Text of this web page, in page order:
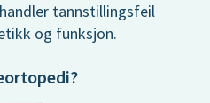
tannstillingsfeil
og funksjon.